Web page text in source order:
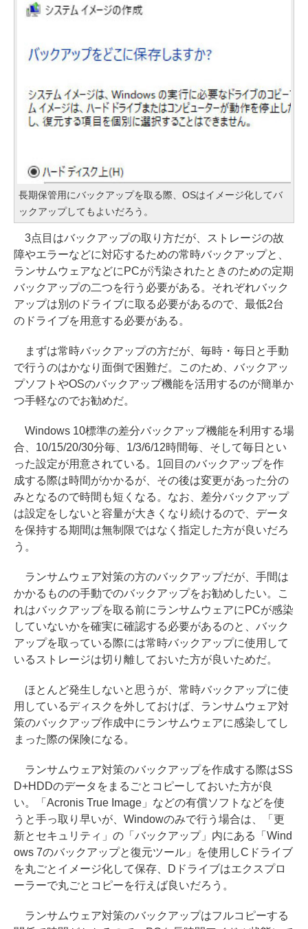
長期保管用にバックアップを取る際、OSはイメージ化してバ
ックアップしてもよいだろう。
3点目はバックアップの取り方だが、ストレージの故
障やエラーなどに対応するための常時バックアップと、
ランサムウェアなどにPCが汚染されたときのための定期
バックアップの二つを行う必要がある。それぞれバック
アップは別のドライブに取る必要があるので、最低2台
のドライブを用意する必要がある。
まずは常時バックアップの方だが、毎時・毎日と手動
で行うのはかなり面倒で困難だ。このため、バックアッ
プソフトやOSのバックアップ機能を活用するのが簡単か
つ手軽なのでお勧めだ。
Windows 10標準の差分バックアップ機能を利用する場
合、10/15/20/30分毎、1/3/6/12時間毎、そして毎日とい
った設定が用意されている。1回目のバックアップを作
成する際は時間がかかるが、その後は変更があった分の
みとなるので時間も短くなる。なお、差分バックアップ
は設定をしないと容量が大きくなり続けるので、データ
を保持する期間は無制限ではなく指定した方が良いだろ
う。
ランサムウェア対策の方のバックアップだが、手間は
かかるものの手動でのバックアップをお勧めしたい。こ
れはバックアップを取る前にランサムウェアにPCが感染
していないかを確実に確認する必要があるのと、バック
アップを取っている際には常時バックアップに使用して
いるストレージは切り離しておいた方が良いためだ。
ほとんど発生しないと思うが、常時バックアップに使
用しているディスクを外しておけば、ランサムウェア対
策のバックアップ作成中にランサムウェアに感染してし
まった際の保険になる。
ランサムウェア対策のバックアップを作成する際はSS
D+HDDのデータをまるごとコピーしておいた方が良
い。「Acronis True Image」などの有償ソフトなどを使
うと手っ取り早いが、Windowのみで行う場合は、「更
新とセキュリティ」の「バックアップ」内にある「Wind
ows 7のバックアップと復元ツール」を使用しCドライブ
を丸ごとイメージ化して保存、Dドライブはエクスプロ
ーラーで丸ごとコピーを行えば良いだろう。
ランサムウェア対策のバックアップはフルコピーする